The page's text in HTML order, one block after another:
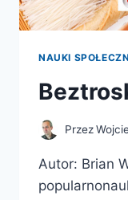
NAUKI
Przez
Autor: Brian